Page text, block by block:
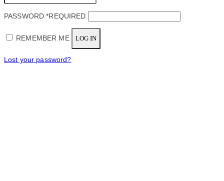
PASSWORD*REQUIRED
REMEMBER ME LOG IN
Lost your password?